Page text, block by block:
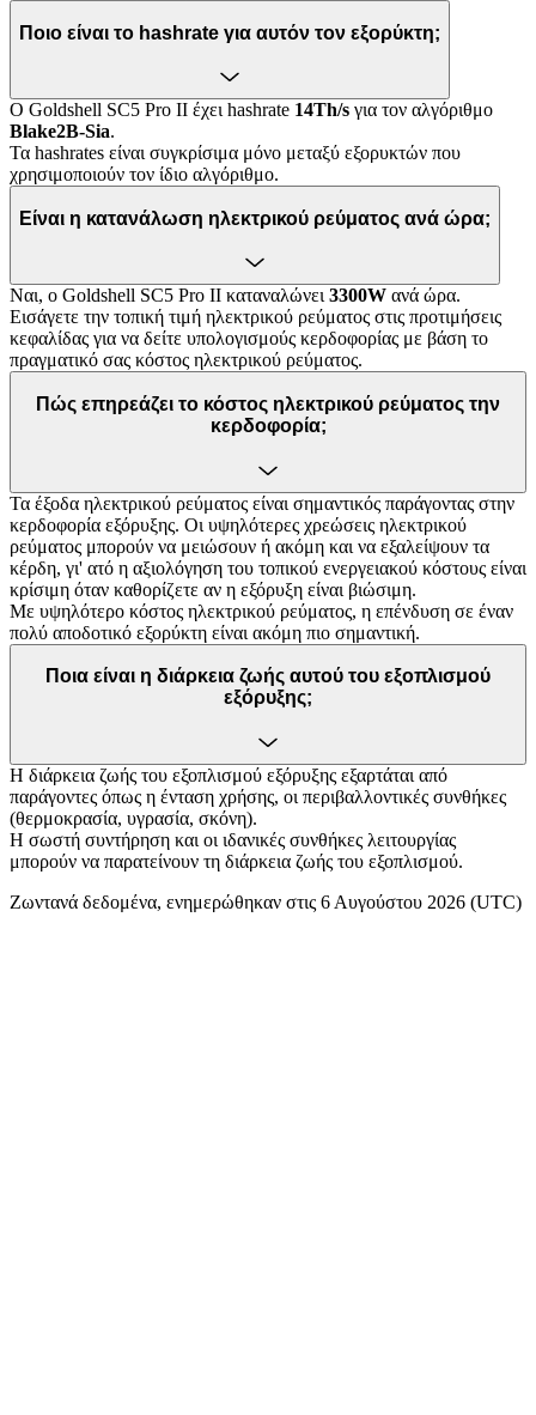
Ποιο είναι το hashrate για αυτόν τον εξορύκτη;
Ο Goldshell SC5 Pro II έχει hashrate 14Th/s για τον αλγόριθμο
Blake2B-Sia.
Τα hashrates είναι συγκρίσιμα μόνο μεταξύ εξορυκτών που
χρησιμοποιούν τον ίδιο αλγόριθμο.
Είναι η κατανάλωση ηλεκτρικού ρεύματος ανά ώρα;
Ναι, ο Goldshell SC5 Pro II καταναλώνει 3300W ανά ώρα.
Εισάγετε την τοπική τιμή ηλεκτρικού ρεύματος στις προτιμήσεις
κεφαλίδας για να δείτε υπολογισμούς κερδοφορίας με βάση το
πραγματικό σας κόστος ηλεκτρικού ρεύματος.
Πώς επηρεάζει το κόστος ηλεκτρικού ρεύματος την
κερδοφορία;
Τα έξοδα ηλεκτρικού ρεύματος είναι σημαντικός παράγοντας στην
κερδοφορία εξόρυξης. Οι υψηλότερες χρεώσεις ηλεκτρικού
ρεύματος μπορούν να μειώσουν ή ακόμη και να εξαλείψουν τα
κέρδη, γι' ατό η αξιολόγηση του τοπικού ενεργειακού κόστους είναι
κρίσιμη όταν καθορίζετε αν η εξόρυξη είναι βιώσιμη.
Με υψηλότερο κόστος ηλεκτρικού ρεύματος, η επένδυση σε έναν
πολύ αποδοτικό εξορύκτη είναι ακόμη πιο σημαντική.
Ποια είναι η διάρκεια ζωής αυτού του εξοπλισμού
εξόρυξης;
Η διάρκεια ζωής του εξοπλισμού εξόρυξης εξαρτάται από
παράγοντες όπως η ένταση χρήσης, οι περιβαλλοντικές συνθήκες
(θερμοκρασία, υγρασία, σκόνη).
Η σωστή συντήρηση και οι ιδανικές συνθήκες λειτουργίας
μπορούν να παρατείνουν τη διάρκεια ζωής του εξοπλισμού.
Ζωντανά δεδομένα, ενημερώθηκαν στις 6 Αυγούστου 2026 (UTC)